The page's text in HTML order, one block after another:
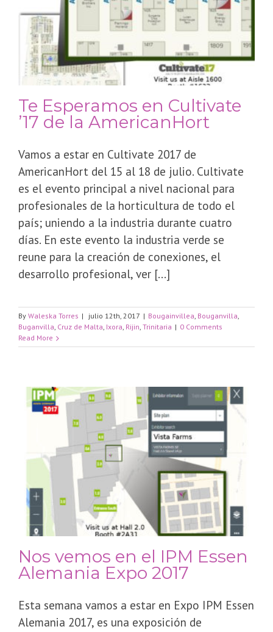
Te Esperamos en Cultivate
’17 de la AmericanHort
Vamos a estar en Cultivate 2017 de
AmericanHort del 15 al 18 de julio. Cultivate
es el evento principal a nivel nacional para
profesionales de la horticultura de todo el
país; uniendo a la industria durante cuatro
días. En este evento la industria verde se
reune para la creación de conexiones, el
desarrollo profesional, ver [...]
By Waleska Torres | julio 12th, 2017 | Bougainvillea Bouganvilla
Buganvilla Cruz de Malta Ixora Rijin Trinitaria | 0 Comments
Read More
Nos vemos en el IPM Essen
Alemania Expo 2017
Esta semana vamos a estar en Expo IPM Essen
Alemania 2017, es una exposición de